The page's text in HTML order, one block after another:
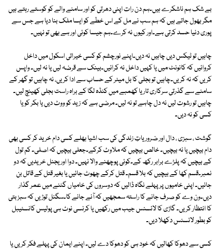
بے شک ہم ناشکرے ہیں۔ہم دن رات اپنی دھرتی کو اور سامنے والے کو کوستے رہتے ہیں
مگر بھول جاتے ہیں کہ ہم سب نے مل کے اس خطے کو ایسا ملک بنا دیا ہے جس سے
پوری دنیا حسد کرتی ہے۔اور کیوں نہ کرے۔ہم جیسا کوئی اور ہے بھی تو نہیں۔
چاہیں تو ٹیکس دیں چاہیں نہ دیں۔اپنے نورچشم کو کسی خیراتی اسکول میں داخل
کروائیں کہ کانونٹ میں یا کہیں داخل نہ کرائیں۔بینک سے قرضہ لیں یا نہ لیں۔ واپس
کریں کہ نہ کریں۔چاہیں تو بجلی کا بل میٹر کے حساب سے ادا کریں، نہ چاہیں تو گھر کے
سامنے سے گذرتی سرکاری تار یا کھمبے میں کنڈہ لگا کے براہ راست بجلی کھینچ لیں۔
چاہیں تو رشوت لیں نہ دل چاہے تو نہ لیں۔ مرضی ہے کہ زید کو ووٹ دیں یا بکر کو یا
کسی کو نہ دیں۔
گوشت ، سبزی ، دال اور ضروریاتِ زندگی کی سب اشیا بھلے کسی دام خرید کر کسی بھی
دام بیچیں یا نہ بیچیں۔ خالص بیچیں کہ ملاوٹ کرکے۔جعلی بیچیں کہ اصلی۔ کم تول
کے بیچیں کہ پلڑے برابر رکھ کے۔کوئی پوچھنے والا نہیں۔ دوا اوریجنل خریدیں کہ دو
نمبر۔قسم کھا کے بیچیں کہ بلا قسم۔ قتل کرکے چھوٹ جائیں یا بغیر قتل کے قاتل بن
جائیں۔ اپنی خامیوں پر پہلے نگاہ ڈالیں کہ دوسروں کی خامیاں گننے میں عمر گذار
دیں۔ون وے کو صرف جانے کا راستہ سمجھیں کہ آنے جانے کا۔سگنل توڑیں کہ سبز بتی
کا انتظار کریں۔ گاڑی کا لائسنس جیب میں رکھیں یا کرنسی نوٹ ہی پولیس کانسٹیبل
کو بطور لائسنس دکھلا دیں۔
کسی سے دھوکا کھالیں کہ خود ہی کو دھوکا دے لیں۔ اپنے ایمان کی پہلے فکر کریں یا